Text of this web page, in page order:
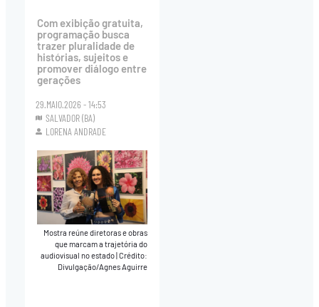
Com exibição gratuita,
programação busca
trazer pluralidade de
histórias, sujeitos e
promover diálogo entre
gerações
29.MAIO.2026 - 14:53
SALVADOR (BA)
LORENA ANDRADE
Mostra reúne diretoras e obras
que marcam a trajetória do
audiovisual no estado|Crédito:
Divulgação/Agnes Aguirre